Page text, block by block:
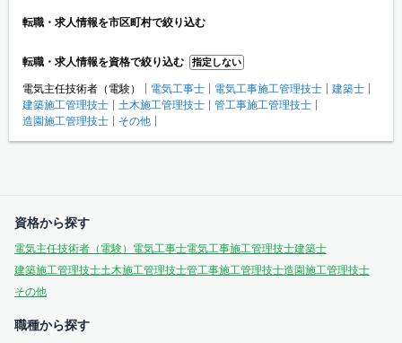
転職・求人情報を市区町村で絞り込む
転職・求人情報を資格で絞り込む 指定しない
電気主任技術者（電験） 電気工事士 電気工事施工管理技士
建築士
建築施工管理技士
土木施工管理技士
管工事施工管理技士
造園施工管理技士
その他
資格から探す
電気主任技術者（電験） 電気工事士電気工事施工管理技士建築士
建築施工管理技士土木施工管理技士管工事施工管理技士造園施工管理技士
その他
職種から探す